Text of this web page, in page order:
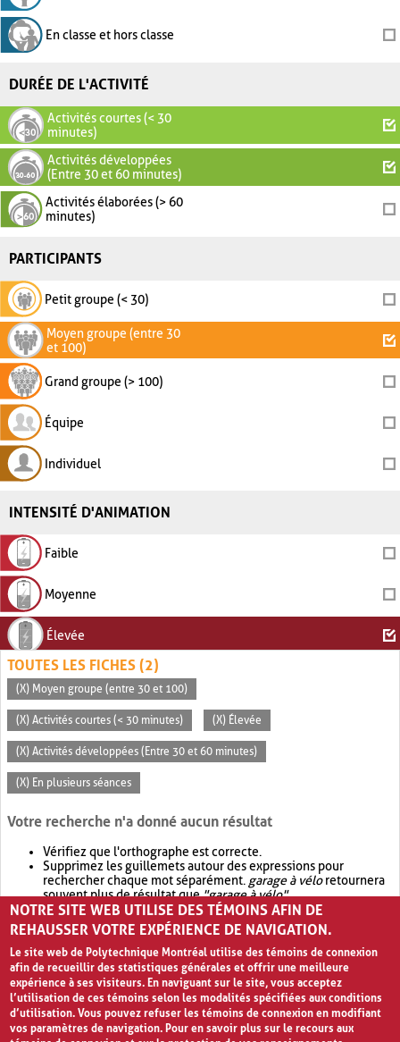
En classe et hors classe
DURÉE DE L'ACTIVITÉ
Activités courtes (< 30
minutes)
Activités développées
(Entre 30 et 60 minutes)
Activités élaborées (> 60
minutes)
PARTICIPANTS
Petit groupe (< 30)
Moyen groupe (entre 30
et 100)
Grand groupe (> 100)
Équipe
Individuel
INTENSITÉ D'ANIMATION
Faible
Moyenne
Élevée
TOUTES LES FICHES (2)
(X) Moyen groupe (entre 30 et 100)
(X) Activités courtes (< 30 minutes) (X) Élevée
(X) Activités développées (Entre 30 et 60 minutes)
(X) En plusieurs séances
Votre recherche n'a donné aucun résultat
Vérifiez que l'orthographe est correcte.
Supprimez les guillemets autour des expressions pour
rechercher chaque mot séparément. garage à véloretournera
souvent plus de résultat que"garage à vélo".
Envisagez d'élargir votre recherche avec OR.garage OR vélo
retournera souvent plus de résultat quegarage à vélo
NOTRE SITE WEB UTILISE DES TÉMOINS AFIN DE
REHAUSSER VOTRE EXPÉRIENCE DE NAVIGATION.
Le site web de Polytechnique Montréal utilise des témoins de connexion
afin de recueillir des statistiques générales et offrir une meilleure
expérience à ses visiteurs. En naviguant sur le site, vous acceptez
l’utilisation de ces témoins selon les modalités spécifiées aux conditions
d’utilisation. Vous pouvez refuser les témoins de connexion en modifiant
vos paramètres de navigation. Pour en savoir plus sur le recours aux